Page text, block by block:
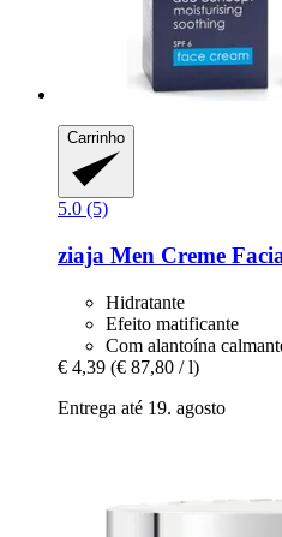
Carrinho
5.0 (5)
ziaja Men Creme
Hidratante
Efeito matificante
Com alantoína
€ 4,39 (€ 87,80 / l)
Entrega até 19. agosto